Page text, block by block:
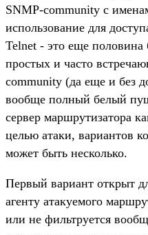
SNMP-community с
использование для
Telnet - это еще
простых и часто
community (да еще и без
вообще полный белый
сервер маршрутизатора
целью атаки, вариантов
может быть несколько.
Первый вариант открыт
агенту атакуемого
или не фильтруется